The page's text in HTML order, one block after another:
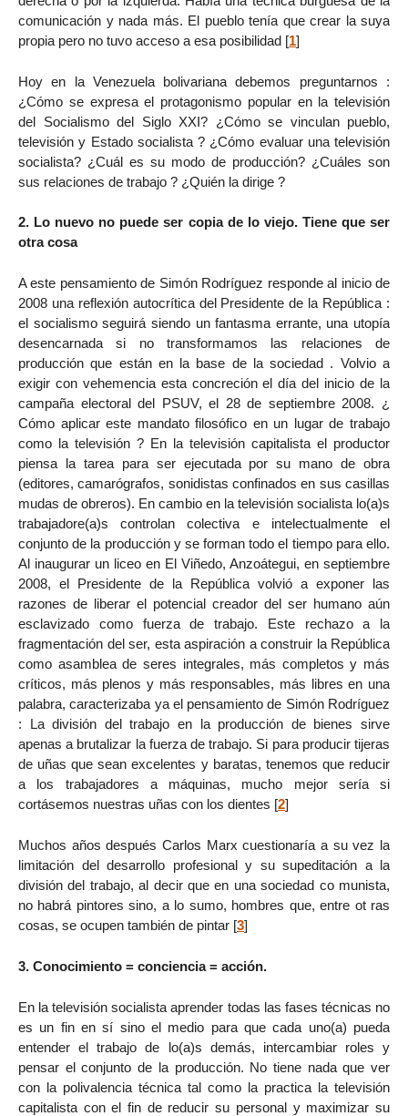
comunicación y nada más. El pueblo tenía que crear la suya
propia pero no tuvo acceso a esa posibilidad [1]
Hoy en la Venezuela bolivariana debemos preguntarnos :
¿Cómo se expresa el protagonismo popular en la televisión
del Socialismo del Siglo XXI? ¿Cómo se vinculan pueblo,
televisión y Estado socialista ? ¿Cómo evaluar una televisión
socialista? ¿Cuál es su modo de producción? ¿Cuáles son
sus relaciones de trabajo ? ¿Quién la dirige ?
2. Lo nuevo no puede ser copia de lo viejo. Tiene que ser
otra cosa
A este pensamiento de Simón Rodríguez responde al inicio de
2008 una reflexión autocrítica del Presidente de la República :
el socialismo seguirá siendo un fantasma errante, una utopía
desencarnada si no transformamos las relaciones de
producción que están en la base de la sociedad . Volvio a
exigir con vehemencia esta concreción el día del inicio de la
campaña electoral del PSUV, el 28 de septiembre 2008. ¿
Cómo aplicar este mandato filosófico en un lugar de trabajo
como la televisión ? En la televisión capitalista el productor
piensa la tarea para ser ejecutada por su mano de obra
(editores, camarógrafos, sonidistas confinados en sus casillas
mudas de obreros). En cambio en la televisión socialista lo(a)s
trabajadore(a)s controlan colectiva e intelectualmente el
conjunto de la producción y se forman todo el tiempo para ello.
Al inaugurar un liceo en El Viñedo, Anzoátegui, en septiembre
2008, el Presidente de la República volvió a exponer las
razones de liberar el potencial creador del ser humano aún
esclavizado como fuerza de trabajo. Este rechazo a la
fragmentación del ser, esta aspiración a construir la República
como asamblea de seres integrales, más completos y más
críticos, más plenos y más responsables, más libres en una
palabra, caracterizaba ya el pensamiento de Simón Rodríguez
: La división del trabajo en la producción de bienes sirve
apenas a brutalizar la fuerza de trabajo. Si para producir tijeras
de uñas que sean excelentes y baratas, tenemos que reducir
a los trabajadores a máquinas, mucho mejor sería si
cortásemos nuestras uñas con los dientes [2]
Muchos años después Carlos Marx cuestionaría a su vez la
limitación del desarrollo profesional y su supeditación a la
división del trabajo, al decir que en una sociedad co munista,
no habrá pintores sino, a lo sumo, hombres que, entre ot ras
cosas, se ocupen también de pintar [3]
3. Conocimiento = conciencia = acción.
En la televisión socialista aprender todas las fases técnicas no
es un fin en sí sino el medio para que cada uno(a) pueda
entender el trabajo de lo(a)s demás, intercambiar roles y
pensar el conjunto de la producción. No tiene nada que ver
con la polivalencia técnica tal como la practica la televisión
capitalista con el fin de reducir su personal y maximizar su